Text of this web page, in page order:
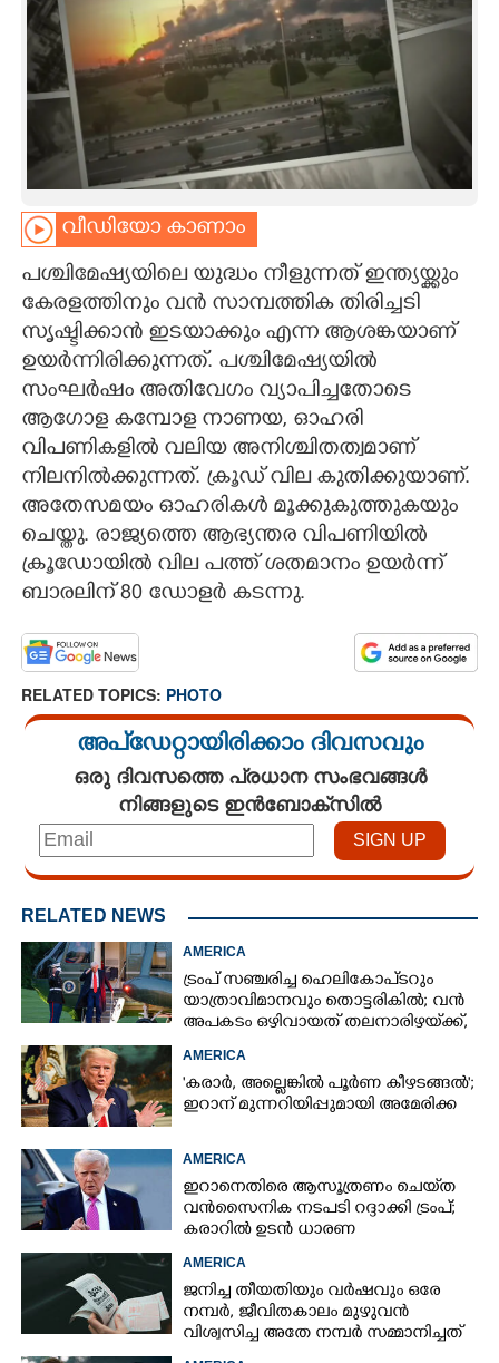
INFO+
CARTOONS
LITERATURE
ZOOM
CONTACT US
വീഡിയോ കാണാം
പശ്ചിമേഷ്യയിലെ യുദ്ധം നീളുന്നത് ഇന്ത്യയ്ക്കും
കേരളത്തിനും വൻ സാമ്പത്തിക തിരിച്ചടി
സൃഷ്ടിക്കാൻ ഇടയാക്കും എന്ന ആശങ്കയാണ്
ഉയർന്നിരിക്കുന്നത്. പശ്ചിമേഷ്യയിൽ
സംഘർഷം അതിവേഗം വ്യാപിച്ചതോടെ
ആഗോള കമ്പോള നാണയ, ഓഹരി
വിപണികളിൽ വലിയ അനിശ്ചിതത്വമാണ്
നിലനിൽക്കുന്നത്. ക്രൂഡ് വില കുതിക്കുയാണ്.
അതേസമയം ഓഹരികൾ മൂക്കുകുത്തുകയും
ചെയ്തു. രാജ്യത്തെ ആഭ്യന്തര വിപണിയിൽ
ക്രൂഡോയിൽ വില പത്ത് ശതമാനം ഉയർന്ന്
ബാരലിന് 80 ഡോളർ കടന്നു.
RELATED TOPICS: PHOTO
അപ്ഡേറ്റായിരിക്കാം ദിവസവും
ഒരു ദിവസത്തെ പ്രധാന സംഭവങ്ങൾ
നിങ്ങളുടെ ഇൻബോക്സിൽ
RELATED NEWS
AMERICA
ട്രംപ് സഞ്ചരിച്ച ഹെലികോപ്‌ടറും
യാത്രാവിമാനവും തൊട്ടരികിൽ; വൻ
അപകടം ഒഴിവായത് തലനാരിഴയ്‌ക്ക്,
AMERICA
'കരാർ, അല്ലെങ്കിൽ പൂർണ കീഴടങ്ങൽ';
ഇറാന് മുന്നറിയിപ്പുമായി അമേരിക്ക
AMERICA
ഇറാനെതിരെ ആസൂത്രണം ചെയ്‌ത
വൻസൈനിക നടപടി റദ്ദാക്കി ട്രംപ്;
കരാറിൽ ഉടൻ ധാരണ
AMERICA
ജനിച്ച തീയതിയും വർഷവും ഒരേ
നമ്പർ, ജീവിതകാലം മുഴുവൻ
വിശ്വസിച്ച അതേ നമ്പർ സമ്മാനിച്ചത്